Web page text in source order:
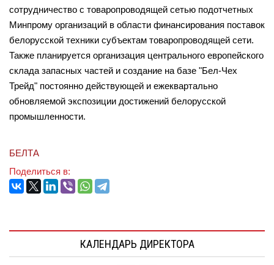
сотрудничество с товаропроводящей сетью подотчетных
Минпрому организаций в области финансирования поставок
белорусской техники субъектам товаропроводящей сети.
Также планируется организация центрального европейского
склада запасных частей и создание на базе "Бел-Чех
Трейд" постоянно действующей и ежеквартально
обновляемой экспозиции достижений белорусской
промышленности.
БЕЛТА
Поделиться в:
КАЛЕНДАРЬ ДИРЕКТОРА